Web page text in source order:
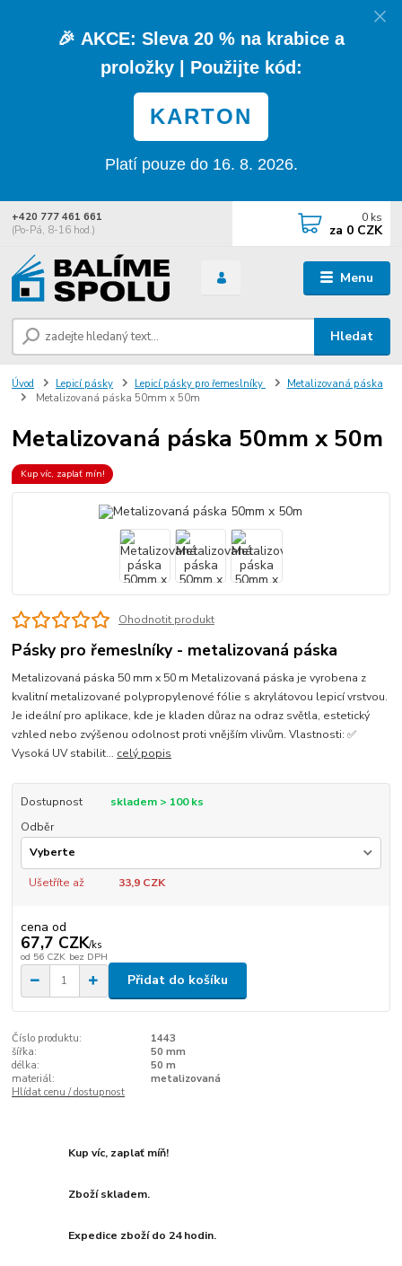
🎉 AKCE: Sleva 20 % na krabice a
proložky| Použijte kód:
KARTON
Platí pouze do 16. 8. 2026.
Menu
Hledat
+420 777 461 661
(Po-Pá, 8-16 hod.)
0 ks
za 0 CZK
Úvod Lepicí pásky Lepicí pásky pro řemeslníky
Metalizovaná páska
Metalizovaná páska 50mm x 50m
Metalizovaná páska 50mm x 50m
Kup víc, zaplať mín!
Ohodnotit produkt
Pásky pro řemeslníky - metalizovaná páska
Metalizovaná páska 50 mm x 50 m Metalizovaná páska je vyrobena z
kvalitní metalizované polypropylenové fólie s akrylátovou lepicí vrstvou.
Je ideální pro aplikace, kde je kladen důraz na odraz světla, estetický
vzhled nebo zvýšenou odolnost proti vnějším vlivům. Vlastnosti: ✅
Vysoká UV stabilit... celý popis
Dostupnost
skladem > 100 ks
Odběr
Ušetříte až 33,9 CZK
cena od
67,7 CZK/ks
od 56 CZK bez DPH
Přidat do košíku
Číslo produktu:
1443
šířka:
50 mm
délka:
50 m
materiál:
metalizovaná
Hlídat cenu / dostupnost
Kup víc, zaplať míň!
Zboží skladem.
Expedice zboží do 24 hodin.